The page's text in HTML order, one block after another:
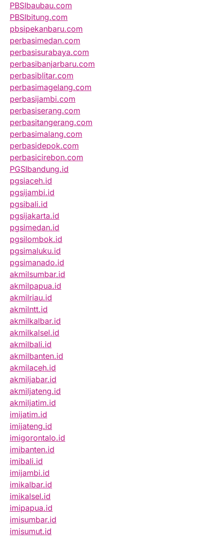
PBSIbaubau.com
PBSIbitung.com
pbsipekanbaru.com
perbasimedan.com
perbasisurabaya.com
perbasibanjarbaru.com
perbasiblitar.com
perbasimagelang.com
perbasijambi.com
perbasiserang.com
perbasitangerang.com
perbasimalang.com
perbasidepok.com
perbasicirebon.com
PGSIbandung.id
pgsiaceh.id
pgsijambi.id
pgsibali.id
pgsijakarta.id
pgsimedan.id
pgsilombok.id
pgsimaluku.id
pgsimanado.id
akmilsumbar.id
akmilpapua.id
akmilriau.id
akmilntt.id
akmilkalbar.id
akmilkalsel.id
akmilbali.id
akmilbanten.id
akmilaceh.id
akmiljabar.id
akmiljateng.id
akmiljatim.id
imijatim.id
imijateng.id
imigorontalo.id
imibanten.id
imibali.id
imijambi.id
imikalbar.id
imikalsel.id
imipapua.id
imisumbar.id
imisumut.id